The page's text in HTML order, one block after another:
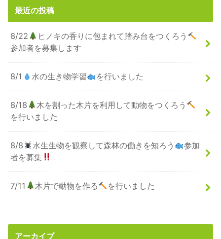
最近の投稿
8/22
ヒノキの香りに包まれて踏み台をつくろう
参加者を募集します
8/1 水の生き物学習 を行いました
8/18
木を割った木片を利用して動物をつくろう
を行いました
8/8 水生生物を観察して森林の働きを知ろう
参加
者を募集
7/11 木片で動物を作る を行いました
アーカイブ